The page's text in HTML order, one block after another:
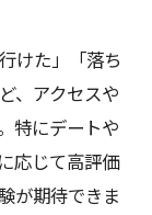
と魅力
価される理
選チェック
けた」「落ち
、アクセスや
特にデートや
応じて高評価
が期待できま